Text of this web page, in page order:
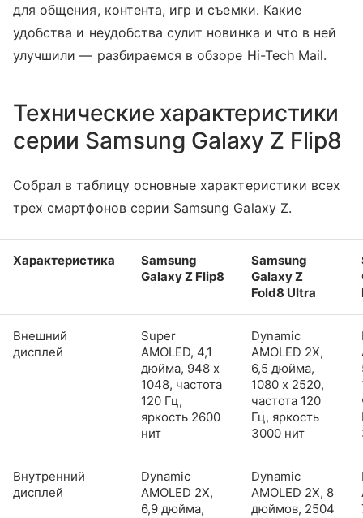
для общения, контента, игр и съемки. Какие
удобства и неудобства сулит новинка и что в ней
улучшили — разбираемся в обзоре Hi-Tech Mail.
Технические характеристики
серии Samsung Galaxy Z Flip8
Собрал в таблицу основные характеристики всех
трех смартфонов серии Samsung Galaxy Z.
Характеристика
Samsung
Galaxy Z Flip8
Samsung
Galaxy Z
Fold8 Ultra
Внешний
дисплей
Super
AMOLED, 4,1
дюйма, 948 x
1048, частота
120 Гц,
яркость 2600
нит
Dynamic
AMOLED 2X,
6,5 дюйма,
1080 x 2520,
частота 120
Гц, яркость
3000 нит
Внутренний
дисплей
Dynamic
AMOLED 2X,
6,9 дюйма,
Dynamic
AMOLED 2X, 8
дюймов, 2504